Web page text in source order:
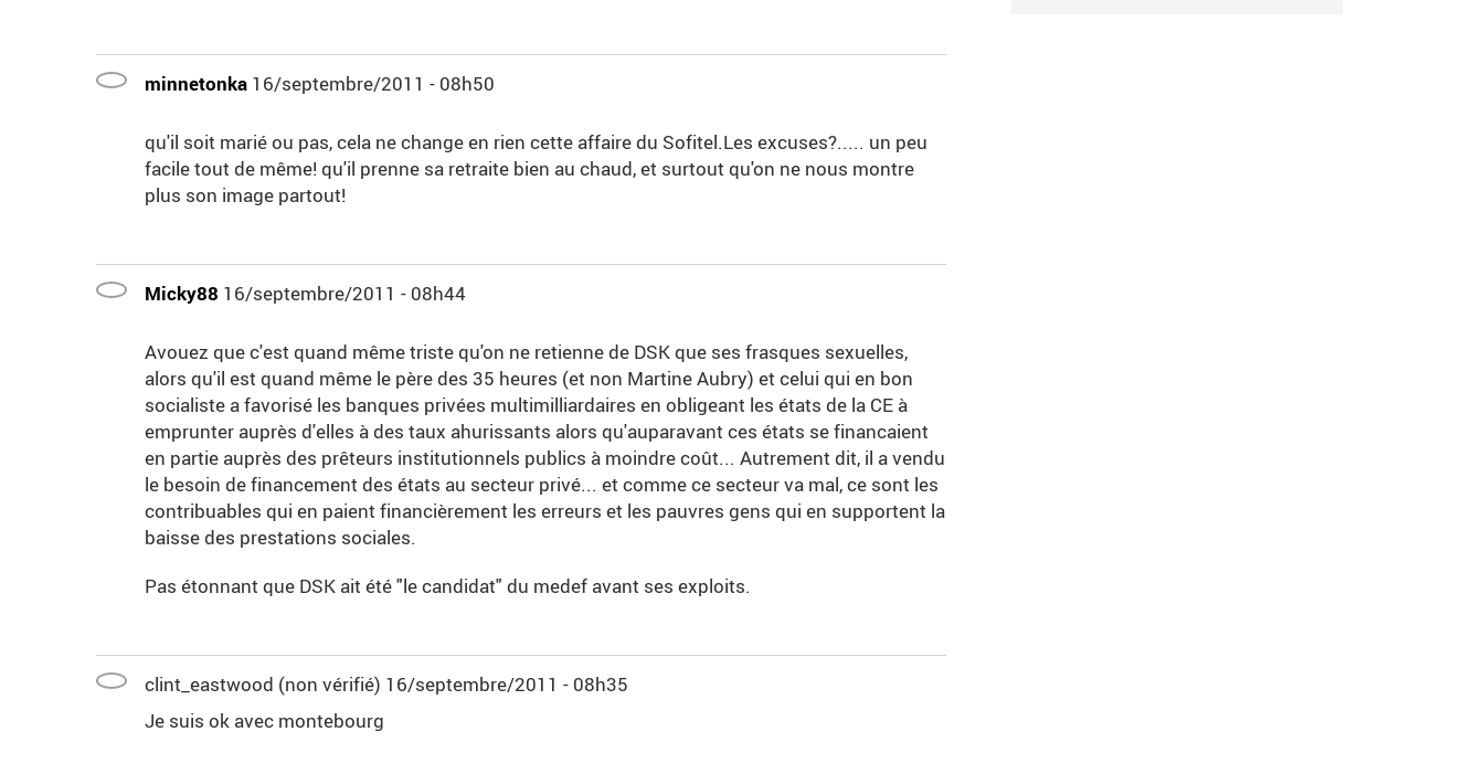
minnetonka 16/septembre/2011 - 08h50
qu'il soit marié ou pas, cela ne change en rien cette affaire du Sofitel.Les excuses?..... un peu
facile tout de même! qu'il prenne sa retraite bien au chaud, et surtout qu'on ne nous montre
plus son image partout!
Micky88 16/septembre/2011 - 08h44
Avouez que c'est quand même triste qu'on ne retienne de DSK que ses frasques sexuelles,
alors qu'il est quand même le père des 35 heures (et non Martine Aubry) et celui qui en bon
socialiste a favorisé les banques privées multimilliardaires en obligeant les états de la CE à
emprunter auprès d'elles à des taux ahurissants alors qu'auparavant ces états se financaient
en partie auprès des prêteurs institutionnels publics à moindre coût... Autrement dit, il a vendu
le besoin de financement des états au secteur privé... et comme ce secteur va mal, ce sont les
contribuables qui en paient financièrement les erreurs et les pauvres gens qui en supportent la
baisse des prestations sociales.
Pas étonnant que DSK ait été "le candidat" du medef avant ses exploits.
clint_eastwood (non vérifié) 16/septembre/2011 - 08h35
Je suis ok avec montebourg